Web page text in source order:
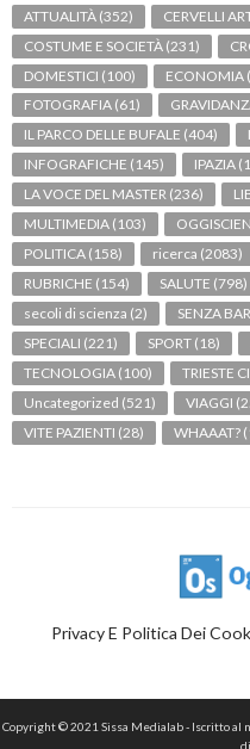
ATTUALITÀ (352) CERVELLI
COSTUME E SOCIETÀ (231)
DOMESTICI (100) ECONOMIA
FOTOGRAFIA (61)
IL PARCO DELLE BUFALE (404)
INFOGRAFICHE (145) IPAZIA
LA VOCE DEL MASTER (236)
MULTIMEDIA (103)
POLITICA (158) ricerca (2083)
RUBRICHE (154) SALUTE (798)
secoli di scienza (2) SENZA
SPECIALI (221) SPORT (18)
TECNOLOGIA (100) TRIESTE
Uncategorized (521) VIAGGI
VITE PAZIENTI (28) WHAAAT?
Privacy E Politica Dei
Copyright © 2021 Sissa Medialab - Iscritto